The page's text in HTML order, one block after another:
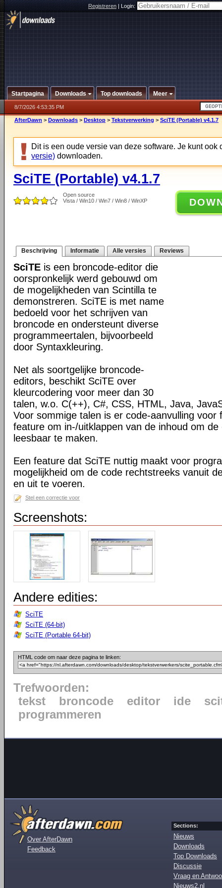
Registreren|Login:
Startpagina Downloads Top downloads Meer
8/7/2026 4:53:35 PM
AfterDawn > Downloads > Desktop > Tekstverwerking > SciTE (Portable) v4.1.7
Dit is een oude versie van deze software. Je kunt ook
versie) downloaden.
SciTE (Portable) v4.1.7
Open source
Vista / Win10 / Win7 / Win8 / WinXP
Beschrijving Informatie Alle versies Reviews
SciTE is een broncode-editor die
oorspronkelijk werd gebouwd om
de mogelijkheden van Scintilla te
demonstreren. SciTE is met name
bedoeld voor het schrijven van
broncode en ondersteunt diverse
programmeertalen, bijvoorbeeld
door Syntaxkleuring.
Net als soortgelijke broncode-
editors, beschikt SciTE over
kleurcodering voor meer dan 30
talen, w.o. C(++), C#, CSS, HTML, Java,
Voor sommige talen is er code-aanvulling voor
feature om in-/uitklappen van de inhoud om de
leesbaar te maken.
Een feature dat SciTE nuttig maakt voor
mogelijkheid om de code rechtstreeks vanuit
en uit te voeren.
Stel een correctie voor
Screenshots:
Andere edities:
SciTE
SciTE (64-bit)
SciTE (Portable 64-bit)
HTML code om naar deze pagina te linken:
Trefwoorden:
tekst
broncode editor ide
programmeren
Over AfterDawn
Feedback
Sections:
Nieuws
Downloads
Top Downloads
Discussie
Vraag en
Nieuws2.nl